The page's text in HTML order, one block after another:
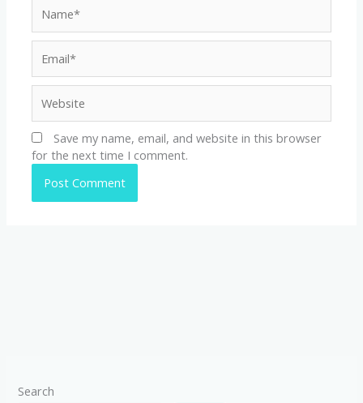
Save my name, email, and website in this browser
for the next time I comment.
Search